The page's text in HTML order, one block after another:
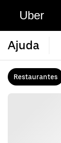
Uber
Ajuda
Restaurantes